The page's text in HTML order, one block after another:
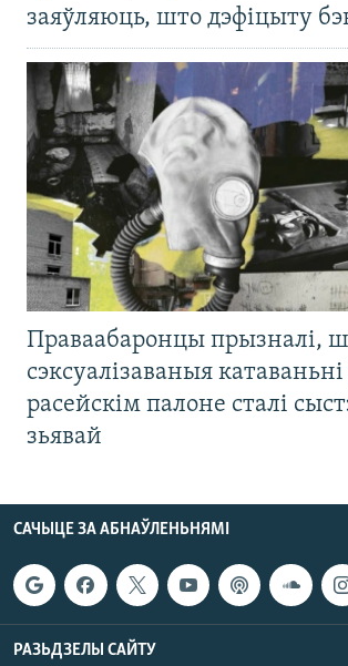
заяўляюць, што дэфіцыту
Праваабаронцы прызналі,
сэксуалізаваныя
расейскім палоне сталі
зьявай
САЧЫЦЕ ЗА АБНАЎЛЕНЬНЯМІ
РАЗЬДЗЕЛЫ САЙТУ